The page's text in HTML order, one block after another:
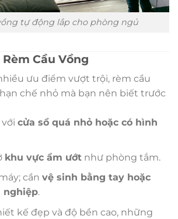
tự động lắp cho phòng ngủ
Cầu Vồng
ưu điểm vượt trội, rèm cầu
chế nhỏ mà bạn nên biết trước
cửa sổ quá nhỏ hoặc có hình
khu vực ẩm ướt như phòng tắm.
cần vệ sinh bằng tay hoặc
nghiệp.
kế đẹp và độ bền cao, những